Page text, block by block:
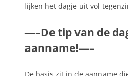
lijken het dagje uit vol
—–De tip van de
aanname!—–